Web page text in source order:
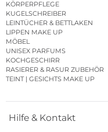
KÖRPERPFLEGE
KUGELSCHREIBER
LEINTÜCHER & BETTLAKEN
LIPPEN MAKE UP
MÖBEL
UNISEX PARFUMS
KOCHGESCHIRR
RASIERER & RASUR ZUBEHÖR
TEINT | GESICHTS MAKE UP
Hilfe & Kontakt